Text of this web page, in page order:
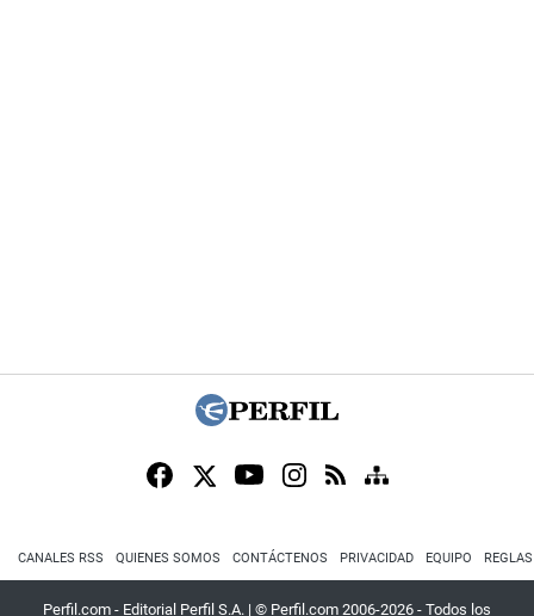
CANALES RSS QUIENES SOMOS CONTÁCTENOS PRIVACIDAD EQUIPO
Perfil.com - Editorial Perfil S.A. | © Perfil.com 2006-2026 - Todos los